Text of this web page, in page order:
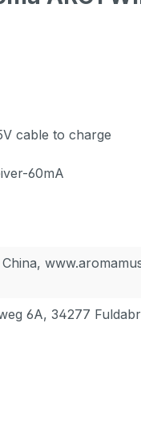
cable to charge
60mA
6A, 34277